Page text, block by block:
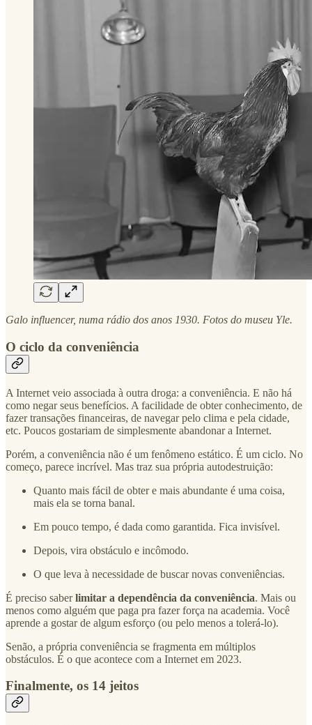
Galo influencer, numa rádio dos anos 1930. Fotos do museu Yle.
O ciclo da conveniência
A Internet veio associada à outra droga: a conveniência. E não há
como negar seus benefícios. A facilidade de obter conhecimento, de
fazer transações financeiras, de navegar pelo clima e pela cidade,
etc. Poucos gostariam de simplesmente abandonar a Internet.
Porém, a conveniência não é um fenômeno estático. É um ciclo. No
começo, parece incrível. Mas traz sua própria autodestruição:
Quanto mais fácil de obter e mais abundante é uma coisa,
mais ela se torna banal.
Em pouco tempo, é dada como garantida. Fica invisível.
Depois, vira obstáculo e incômodo.
O que leva à necessidade de buscar novas conveniências.
É preciso saberlimitar a dependência da conveniência. Mais ou
menos como alguém que paga pra fazer força na academia. Você
aprende a gostar de algum esforço (ou pelo menos a tolerá-lo).
Senão, a própria conveniência se fragmenta em múltiplos
obstáculos. É o que acontece com a Internet em 2023.
Finalmente, os 14 jeitos